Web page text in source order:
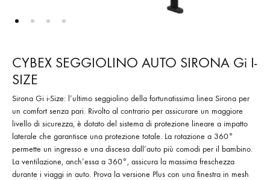
CYBEX SEGGIOLINO AUTO SIRONA Gi I-
SIZE
Sirona Gi i-Size: l’ultimo seggiolino della fortunatissima linea Sirona per
un comfort senza pari. Rivolto al contrario per assicurare un maggiore
livello di sicurezza, è dotato del sistema di protezione lineare a impatto
laterale che garantisce una protezione totale. La rotazione a 360°
permette un ingresso e una discesa dall’auto più comodi per il bambino.
La ventilazione, anch’essa a 360°, assicura la massima freschezza
durante i viaggi in auto. Prova la versione Plus con una finestra in mesh